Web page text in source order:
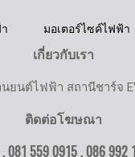
มอเตอร์ไซค์ไฟฟ้า
เกี่ยวกับเรา
นยนต์ไฟฟ้า สถานีชาร์
ติดต่อโฆษณา
081 559 0915 , 086 992